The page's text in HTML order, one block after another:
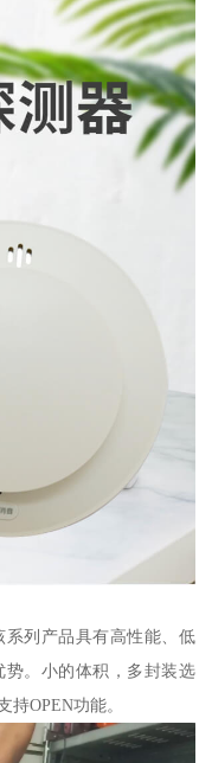
列产品具有高性能、低
。小的体积，多封装选
OPEN功能。